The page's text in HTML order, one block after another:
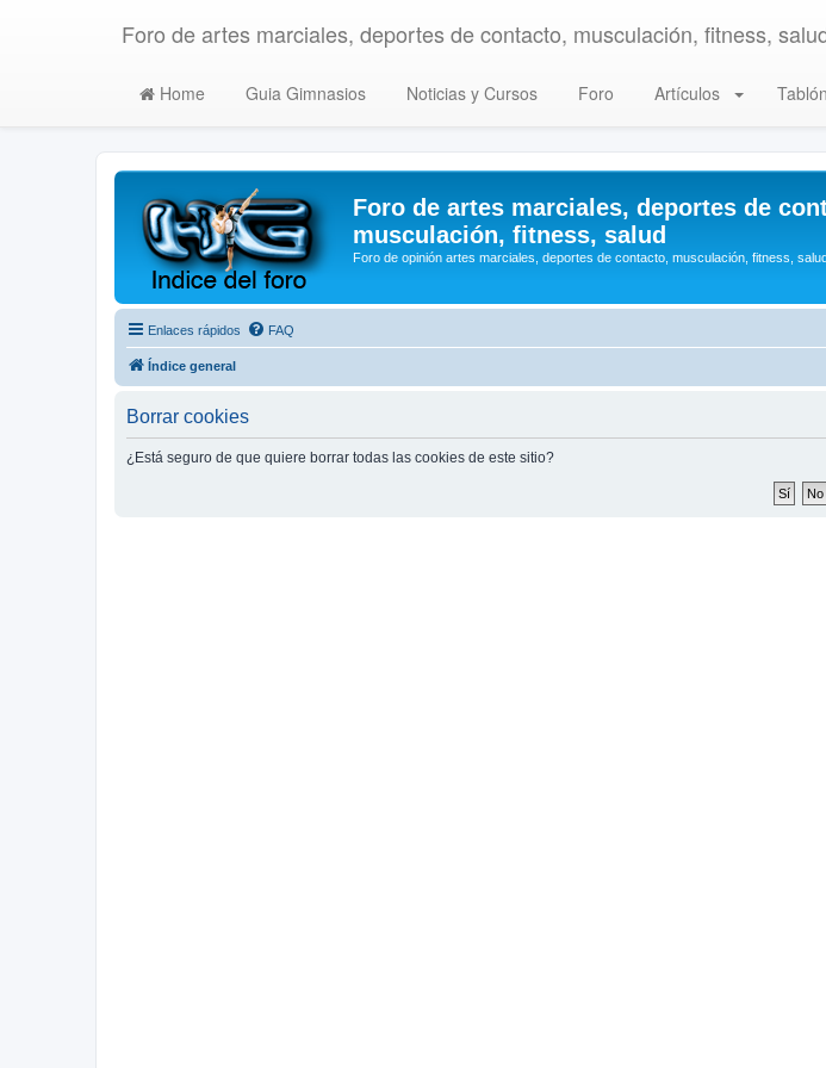
Foro de artes marciales, deportes de contacto, musculación, fitness,
Home Guia Gimnasios Noticias y Cursos Foro Artículos
Foro de artes marciales, deportes de
musculación, fitness, salud
Foro de opinión artes marciales, deportes de contacto, musculación, fitness,
Enlaces rápidos FAQ
Índice general
Borrar cookies
¿Está seguro de que quiere borrar todas las cookies de este sitio?